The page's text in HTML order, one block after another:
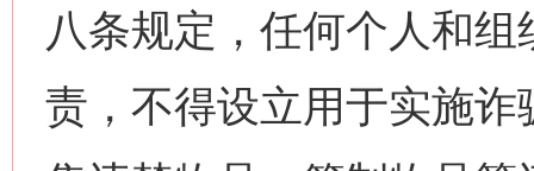
八条规定，任何个人和
责，不得设立用于实施